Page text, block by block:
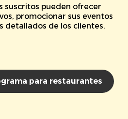
suscritos pueden ofrecer
promocionar sus eventos
detallados de los clientes.
para restaurantes